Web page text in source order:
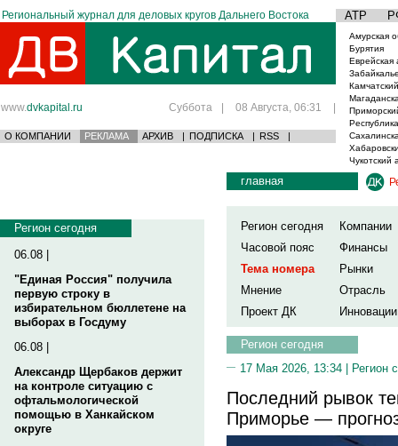
Региональный журнал для деловых кругов Дальнего Востока АТР
www.dvkapital.ru Суббота | 08 Августа, 06:31 |
О КОМПАНИИ РЕКЛАМА АРХИВ | ПОДПИСКА | RSS |
Амурская
Бурятия
Еврейская
Чукотский
Регион сегодня
06.08 |
"Единая Россия" получила
первую строку в
избирательном бюллетене на
выборах в Госдуму
06.08 |
Александр Щербаков держит
на контроле ситуацию с
офтальмологической
помощью в Ханкайском
округе
главная
Регион сегодня
Компании
Часовой пояс
Финансы
Тема номера
Рынки
Мнение
Отрасль
Проект ДК
Инновации
Регион сегодня
17 Мая 2026, 13:34 | Регион
Последний рывок
Приморье —